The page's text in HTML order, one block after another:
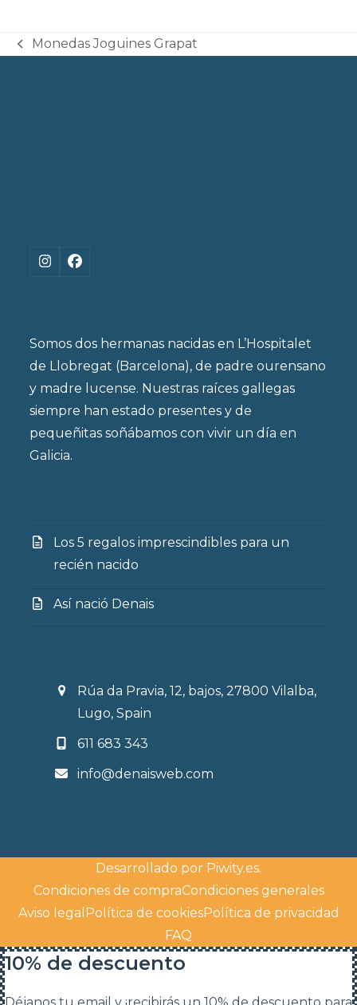
previous
Monedas Joguines Grapat
Instagram
Facebook
Somos dos hermanas nacidas en L’Hospitalet
de Llobregat (Barcelona), de padre ourensano
y madre lucense. Nuestras raíces gallegas
siempre han estado presentes y de
pequeñitas soñábamos con vivir un día en
Galicia.
Los 5 regalos imprescindibles para un
recién nacido
Así nació Denais
Rúa da Pravia, 12, bajos, 27800 Vilalba,
Lugo, Spain
611 683 343
info@denaisweb.com
Desarrollado por Piwity.es.
Condiciones de compraCondiciones generales
Aviso legal Política de cookiesPolítica de privacidad
FAQ
10% de descuento